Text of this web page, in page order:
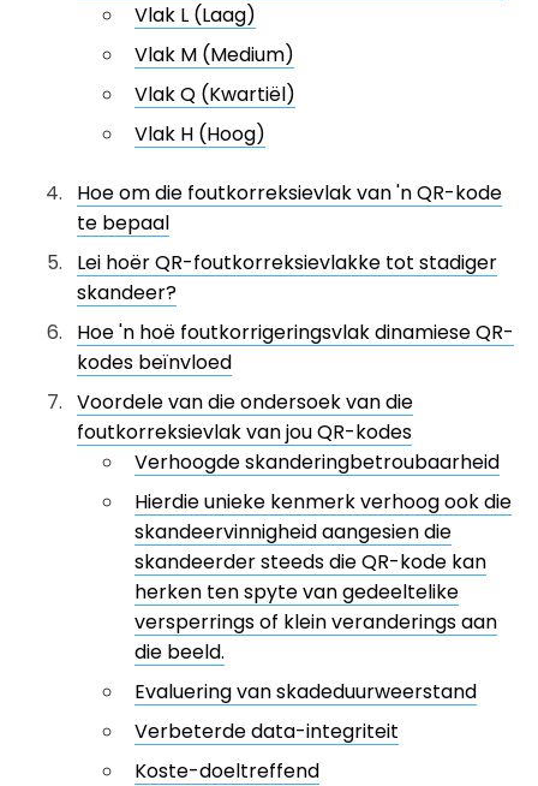
Vlak L (Laag)
Vlak M (Medium)
Vlak Q (Kwartiël)
Vlak H (Hoog)
Hoe om die foutkorreksievlak van 'n QR-kode
te bepaal
Lei hoër QR-foutkorreksievlakke tot stadiger
skandeer?
Hoe 'n hoë foutkorrigeringsvlak dinamiese QR-
kodes beïnvloed
Voordele van die ondersoek van die
foutkorreksievlak van jou QR-kodes
Verhoogde skanderingbetroubaarheid
Hierdie unieke kenmerk verhoog ook die
skandeervinnigheid aangesien die
skandeerder steeds die QR-kode kan
herken ten spyte van gedeeltelike
versperrings of klein veranderings aan
die beeld.
Evaluering van skadeduurweerstand
Verbeterde data-integriteit
Koste-doeltreffend